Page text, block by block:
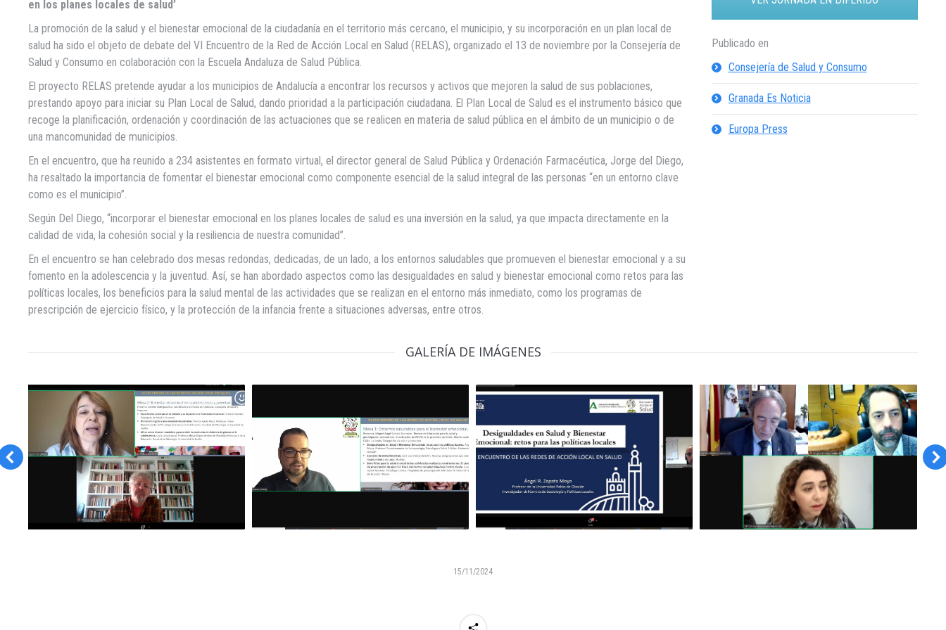
en los planes locales de salud’
La promoción de la salud y el bienestar emocional de la ciudadanía en el territorio más cercano, el municipio, y su incorporación en un plan local de
salud ha sido el objeto de debate del VI Encuentro de la Red de Acción Local en Salud (RELAS), organizado el 13 de noviembre por la Consejería de
Salud y Consumo en colaboración con la Escuela Andaluza de Salud Pública.
El proyecto RELAS pretende ayudar a los municipios de Andalucía a encontrar los recursos y activos que mejoren la salud de sus poblaciones,
prestando apoyo para iniciar su Plan Local de Salud, dando prioridad a la participación ciudadana. El Plan Local de Salud es el instrumento básico que
recoge la planificación, ordenación y coordinación de las actuaciones que se realicen en materia de salud pública en el ámbito de un municipio o de
una mancomunidad de municipios.
En el encuentro, que ha reunido a 234 asistentes en formato virtual, el director general de Salud Pública y Ordenación Farmacéutica, Jorge del Diego,
ha resaltado la importancia de fomentar el bienestar emocional como componente esencial de la salud integral de las personas “en un entorno clave
como es el municipio”.
Según Del Diego, “incorporar el bienestar emocional en los planes locales de salud es una inversión en la salud, ya que impacta directamente en la
calidad de vida, la cohesión social y la resiliencia de nuestra comunidad”.
En el encuentro se han celebrado dos mesas redondas, dedicadas, de un lado, a los entornos saludables que promueven el bienestar emocional y a su
fomento en la adolescencia y la juventud. Así, se han abordado aspectos como las desigualdades en salud y bienestar emocional como retos para las
políticas locales, los beneficios para la salud mental de las actividades que se realizan en el entorno más inmediato, como los programas de
prescripción de ejercicio físico, y la protección de la infancia frente a situaciones adversas, entre otros.
Publicado en
Consejería de Salud y Consumo
Granada Es Noticia
Europa Press
GALERÍA DE IMÁGENES
15/11/2024